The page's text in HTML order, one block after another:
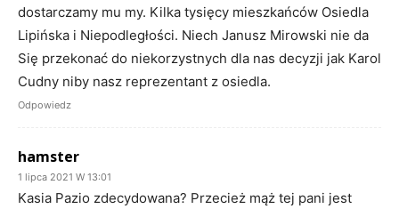
dostarczamy mu my. Kilka tysięcy mieszkańców Osiedla
Lipińska i Niepodległości. Niech Janusz Mirowski nie da
Się przekonać do niekorzystnych dla nas decyzji jak Karol
Cudny niby nasz reprezentant z osiedla.
Odpowiedz
hamster
1 lipca 2021 W 13:01
Kasia Pazio zdecydowana? Przecież mąż tej pani jest